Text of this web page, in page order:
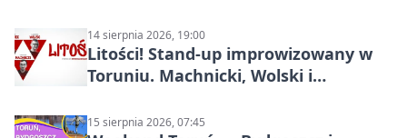
14 sierpnia 2026, 19:00
Litości! Stand-up improwizowany w
Toruniu. Machnicki, Wolski i
15 sierpnia 2026, 07:45